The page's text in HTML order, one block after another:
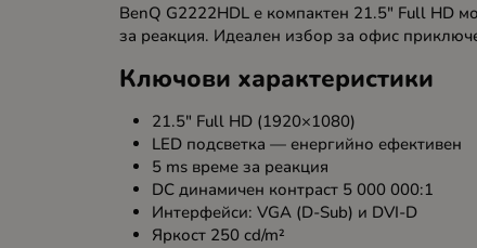
BenQ G2222HDL е компактен 21.5" Full HD
за реакция. Идеален избор за офис
Ключови характеристики
21.5" Full HD (1920×1080)
LED подсветка — енергийно ефективен
5 ms време за реакция
DC динамичен контраст 5 000 000:1
Интерфейси: VGA (D-Sub) и DVI-D
Яркост 250 cd/m²